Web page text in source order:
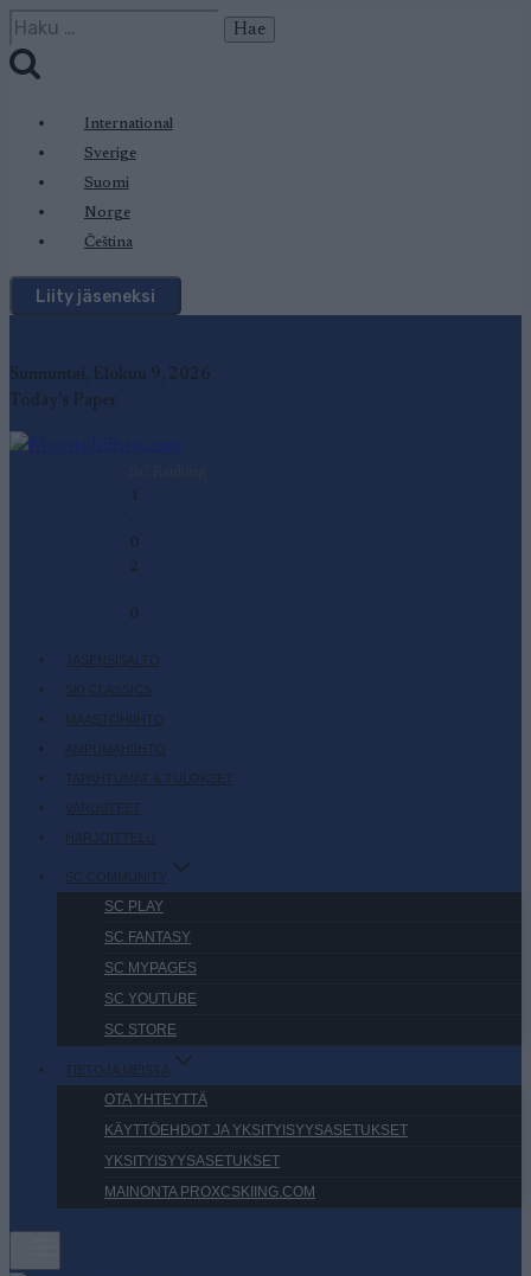
Siirry
sisältöön
Haku:
International
Sverige
Suomi
Norge
Čeština
Liity jäseneksi
Sunnuntai, Elokuu 9, 2026
Today's Paper
1
-
0
2
-
0
JÄSENSISÄLTÖ
SKI CLASSICS
MAASTOHIIHTO
AMPUMAHIIHTO
TAPAHTUMAT & TULOKSET
VARUSTEET
HARJOITTELU
SC COMMUNITY
SC PLAY
SC FANTASY
SC MYPAGES
SC YOUTUBE
SC STORE
TIETOJA MEISTÄ
OTA YHTEYTTÄ
KÄYTTÖEHDOT JA YKSITYISYYSASETUKSET
YKSITYISYYSASETUKSET
MAINONTA PROXCSKIING.COM